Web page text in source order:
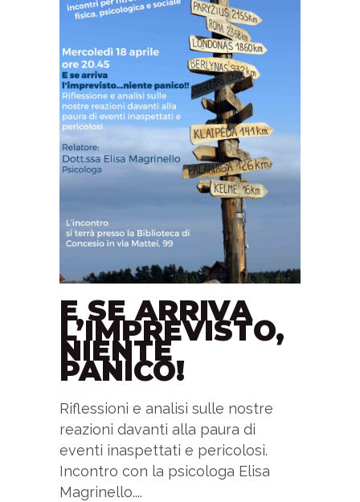
E SE ARRIVA
L’IMPREVISTO,
NIENTE
PANICO!
Riflessioni e analisi sulle nostre
reazioni davanti alla paura di
eventi inaspettati e pericolosi.
Incontro con la psicologa Elisa
Magrinello....